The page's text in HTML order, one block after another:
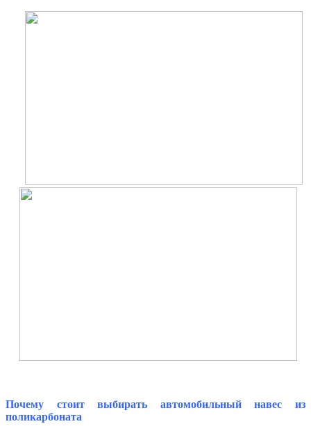
Почему стоит выбирать автомобильный навес из
поликарбоната